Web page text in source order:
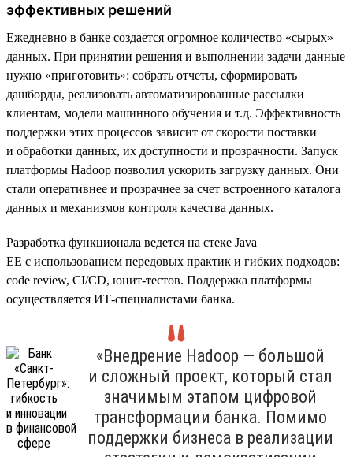
эффективных решений
Ежедневно в банке создается огромное количество «сырых»
данных. При принятии решения и выполнении задачи данные
нужно «приготовить»: собрать отчеты, сформировать
дашборды, реализовать автоматизированные рассылки
клиентам, модели машинного обучения и т.д. Эффективность
поддержки этих процессов зависит от скорости поставки
и обработки данных, их доступности и прозрачности. Запуск
платформы Hadoop позволил ускорить загрузку данных. Они
стали оперативнее и прозрачнее за счет встроенного каталога
данных и механизмов контроля качества данных.
Разработка функционала ведется на стеке Java
EE с использованием передовых практик и гибких подходов:
code review, CI/CD, юнит-тестов. Поддержка платформы
осуществляется ИТ-специалистами банка.
«Внедрение Hadoop — большой
и сложный проект, который стал
значимым этапом цифровой
трансформации банка. Помимо
поддержки бизнеса в реализации